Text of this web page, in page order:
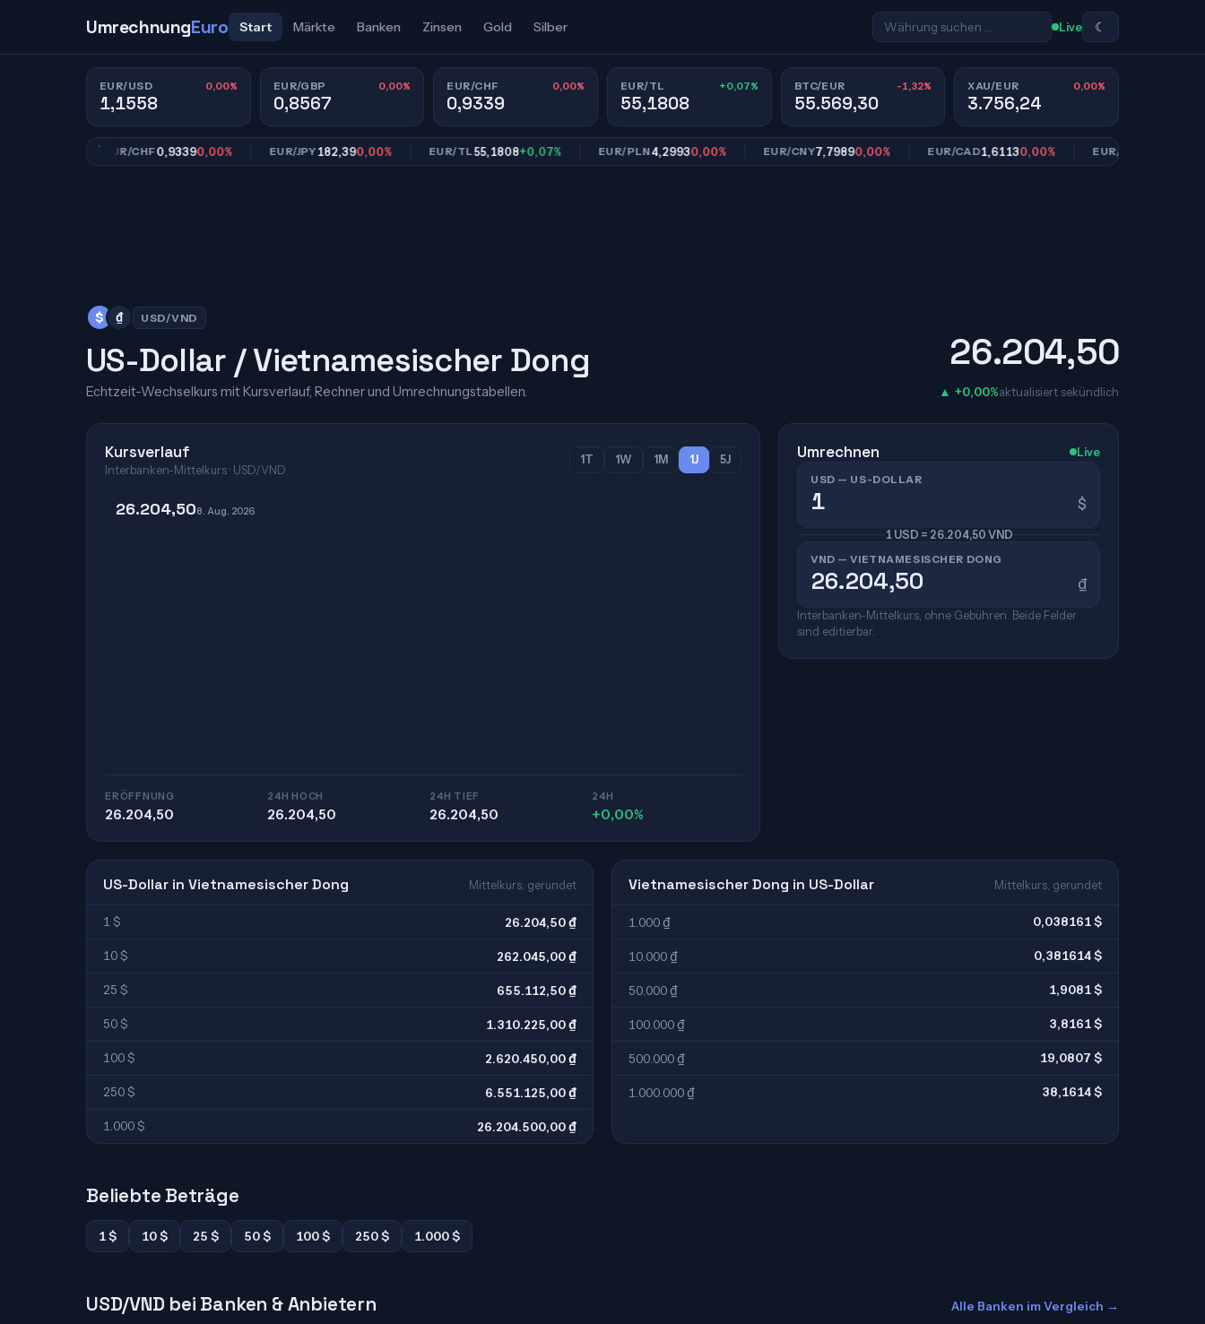
UmrechnungEuro Start Märkte Banken Zinsen Gold Silber Live ☾
EUR/USD 0,00%
1,1558
EUR/GBP 0,00%
0,8567
EUR/CHF 0,00%
0,9339
EUR/TL +0,07%
55,1808
BTC/EUR -1,32%
55.569,30
XAU/EUR 0,00%
3.756,24
EUR/CHF0,93390,00% EUR/JPY182,390,00% EUR/TL55,1808+0,07% EUR/PLN4,29930,00% EUR/CNY7,79890,00% EUR/CAD1,61130,00% EUR/SEK10,9534
$ ₫ USD/VND
US-Dollar / Vietnamesischer Dong
Echtzeit-Wechselkurs mit Kursverlauf, Rechner und Umrechnungstabellen.
26.204,50
▲ +0,00%aktualisiert sekündlich
Kursverlauf
Interbanken-Mittelkurs · USD/VND
1T 1W 1M 1J 5J
26.204,508. Aug. 2026
ERÖFFNUNG
26.204,50
24H HOCH
26.204,50
24H TIEF
26.204,50
24H
+0,00%
Umrechnen Live
USD — US-DOLLAR
$
1 USD = 26.204,50 VND
VND — VIETNAMESISCHER DONG
₫
Interbanken-Mittelkurs, ohne Gebühren. Beide Felder
sind editierbar.
US-Dollar in Vietnamesischer Dong Mittelkurs, gerundet
1 $ 26.204,50 ₫
10 $ 262.045,00 ₫
25 $ 655.112,50 ₫
50 $ 1.310.225,00 ₫
100 $ 2.620.450,00 ₫
250 $ 6.551.125,00 ₫
1.000 $ 26.204.500,00 ₫
Vietnamesischer Dong in US-Dollar Mittelkurs, gerundet
1.000 ₫ 0,038161 $
10.000 ₫ 0,381614 $
50.000 ₫ 1,9081 $
100.000 ₫ 3,8161 $
500.000 ₫ 19,0807 $
1.000.000 ₫ 38,1614 $
Beliebte Beträge
1 $ 10 $ 25 $ 50 $ 100 $ 250 $ 1.000 $
USD/VND bei Banken & Anbietern Alle Banken im Vergleich →